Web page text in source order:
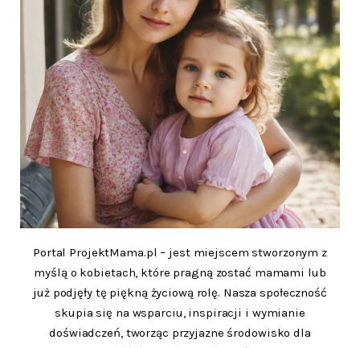
Portal ProjektMama.pl – jest miejscem stworzonym z
myślą o kobietach, które pragną zostać mamami lub
już podjęły tę piękną życiową rolę. Nasza społeczność
skupia się na wsparciu, inspiracji i wymianie
doświadczeń, tworząc przyjazne środowisko dla